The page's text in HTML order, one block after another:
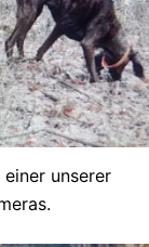
unserer